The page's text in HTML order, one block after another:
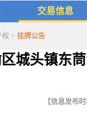
交易信息
权 > 挂牌公告
城头镇东
【信息发布